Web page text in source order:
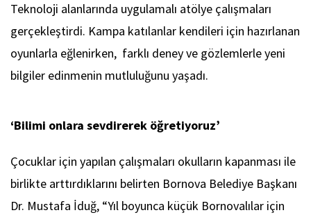
Teknoloji alanlarında uygulamalı atölye çalışmaları
gerçekleştirdi. Kampa katılanlar kendileri için hazırlanan
oyunlarla eğlenirken, farklı deney ve gözlemlerle yeni
bilgiler edinmenin mutluluğunu yaşadı.
‘Bilimi onlara sevdirerek öğretiyoruz’
Çocuklar için yapılan çalışmaları okulların kapanması ile
birlikte arttırdıklarını belirten Bornova Belediye Başkanı
Dr. Mustafa İduğ, “Yıl boyunca küçük Bornovalılar için